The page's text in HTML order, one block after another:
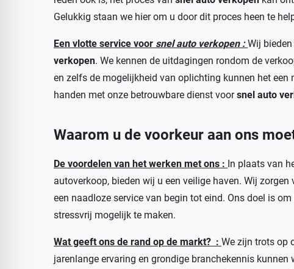
Gelukkig staan we hier om u door dit proces heen te
Een vlotte service voor snel auto verkopen :Wij
verkopen. We kennen de uitdagingen rondom de
en zelfs de mogelijkheid van oplichting kunnen het
handen met onze betrouwbare dienst voorsnel auto
Waarom u de voorkeur aan ons
De voordelen van het werken met ons : In plaats van
autoverkoop, bieden wij u een veilige haven. Wij
een naadloze service van begin tot eind. Ons doel is
stressvrij mogelijk te maken.
Wat geeft ons de rand op de markt? : We zijn trots op
jarenlange ervaring en grondige branchekennis